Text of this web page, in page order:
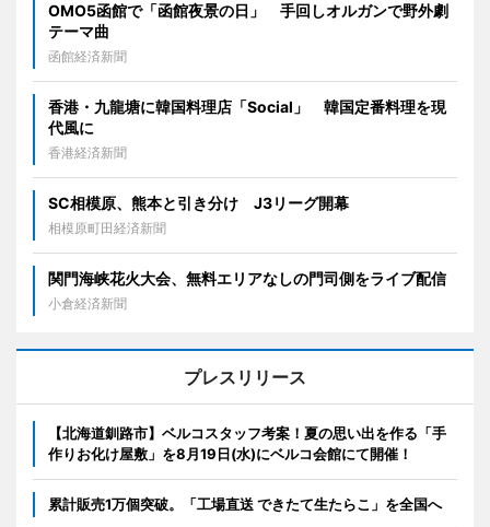
OMO5函館で「函館夜景の日」 手回しオルガンで野外劇
テーマ曲
函館経済新聞
香港・九龍塘に韓国料理店「Social」 韓国定番料理を現
代風に
香港経済新聞
SC相模原、熊本と引き分け J3リーグ開幕
相模原町田経済新聞
関門海峡花火大会、無料エリアなしの門司側をライブ配信
小倉経済新聞
プレスリリース
【北海道釧路市】ベルコスタッフ考案！夏の思い出を作る「手
作りお化け屋敷」を8月19日(水)にベルコ会館にて開催！
累計販売1万個突破。「工場直送 できたて生たらこ」を全国へ